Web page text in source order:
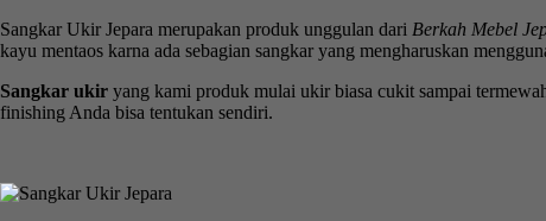
Sangkar Ukir Jepara merupakan produk unggulan dari Berkah Mebel
kayu mentaos karna ada sebagian sangkar yang mengharuskan
Sangkar ukir yang kami produk mulai ukir biasa cukit sampai
finishing Anda bisa tentukan sendiri.